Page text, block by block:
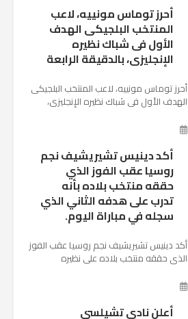
أحرز توماس مونييه، لاعب
المنتخب البلجيكى الهدف
الأول فى شباك نظيره
الإنجليزى، بالدقيقة الرابعة
أحرز توماس مونييه، لاعب المنتخب البلجيكى
الهدف الأول فى شباك نظيره الإنجليزى،
بينهما حاليا على م...
أكد دينيس تشيريشيف نجم
روسيا عقب الفوز الذي
حققه منتخب بلاده بأنه
تدرب على هدفه الثاني الذي
سجله في مباراة اليوم.
أكد دينيس تشيريشيف نجم روسيا عقب الفوز
الذي حققه منتخب بلاده على نظيره
كأس العالم بأنه تدرب على هد...
أعلن نادي تشيلسي